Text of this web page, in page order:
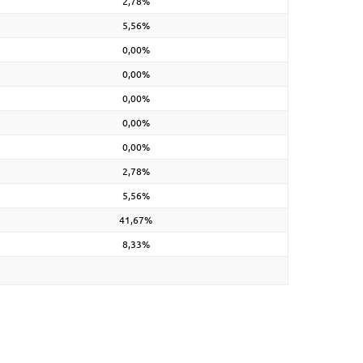
5,56%
0,00%
0,00%
0,00%
0,00%
0,00%
2,78%
5,56%
41,67%
8,33%